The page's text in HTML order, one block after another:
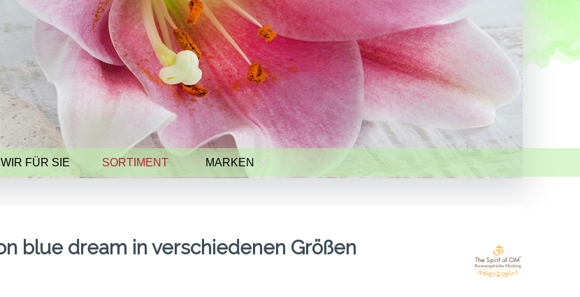
WIR FÜR SIE SORTIMENT MARKEN
blue dream in verschiedenen Größen